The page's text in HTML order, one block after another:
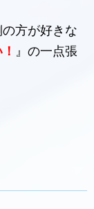
方が好きな
』の一点張